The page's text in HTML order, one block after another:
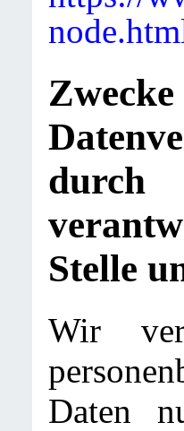
Stelle
Wir
Daten